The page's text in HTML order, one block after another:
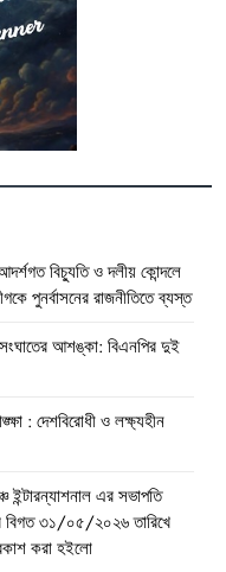
বিচ্যুতি ও দলীয় কোন্দলে
পুনর্বাসনের রাজনীতিতে ব্যস্ত
আশঙ্কা: বিএনপির দুই
: দেশবিরোধী ও লক্ষ্যহীন
এর সভাপতি
বিগত ৩১/০৫/২০২৬ তারিখে
করা হইলো